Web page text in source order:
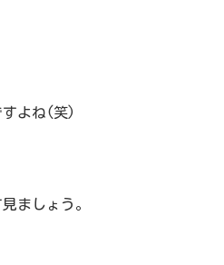
すよね(笑)
ましょう。